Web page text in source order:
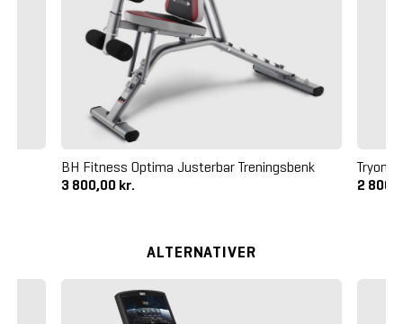
BH Fitness Optima Justerbar Treningsbenk
3 800,00 kr.
Tryon
2
ALTERNATIVER